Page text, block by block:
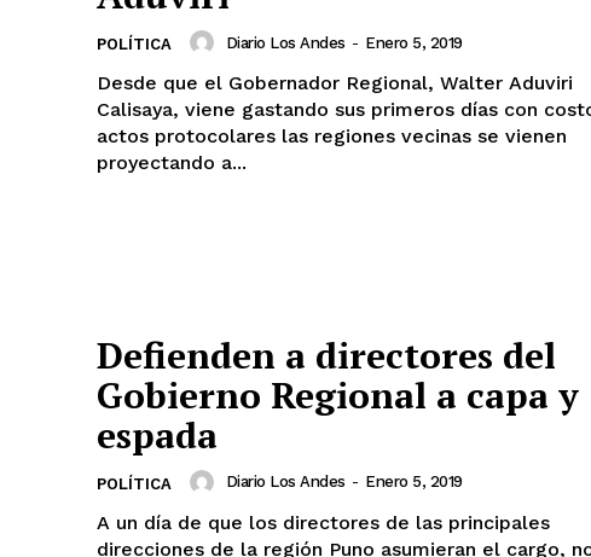
Diario los Andes
Contacto
Prensa
POLÍTICA Diario Los Andes - Enero 5, 2019
Desde que el Gobernador Regional, Walter Aduviri
Calisaya, viene gastando sus primeros días con
actos protocolares las regiones vecinas se vienen
proyectando a...
Defienden a directores del
Gobierno Regional a capa y
espada
POLÍTICA Diario Los Andes - Enero 5, 2019
A un día de que los directores de las principales
direcciones de la región Puno asumieran el cargo,